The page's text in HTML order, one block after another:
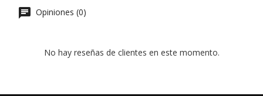
Opiniones (0)
No hay reseñas de clientes en este momento.